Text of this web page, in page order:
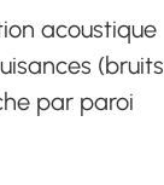
acoustique
(bruits
par paroi